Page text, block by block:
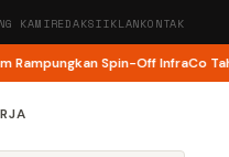
KAMIREDAKSIIKLANKONTAK
Spin-Off InfraCo Tahap 2,